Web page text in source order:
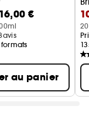
purifiant
16,00 €
avis
au panier